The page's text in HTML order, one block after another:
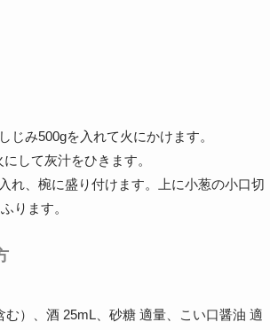
み500gを入れて火にかけます。
して灰汁をひきます。
れ、椀に盛り付けます。上に小葱の小口切
ります。
む）、酒 25mL、砂糖 適量、こい口醤油 適